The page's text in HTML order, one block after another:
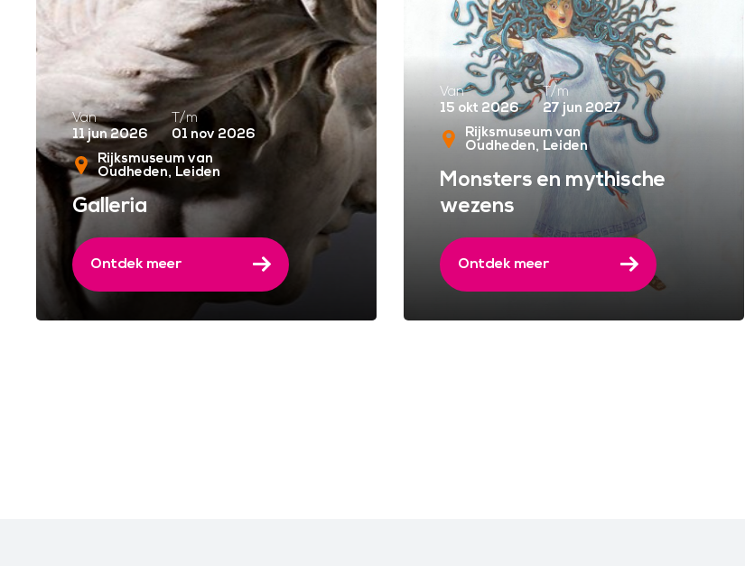
Van
11 jun 2026
T/m
01 nov 2026
Rijksmuseum van
Oudheden Leiden
Galleria
Ontdek meer
Van
15 okt 2026
T/m
27 jun 2027
Rijksmuseum van
Oudheden Leiden
Monsters en mythische
wezens
Ontdek meer